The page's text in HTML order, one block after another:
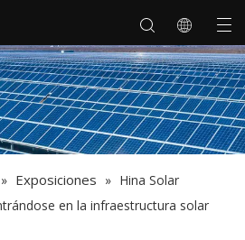
» Exposiciones » Hina Solar
en la infraestructura solar